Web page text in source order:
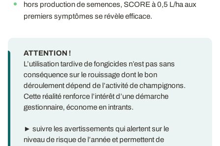
hors production de semences, SCORE à 0,5 L/ha aux
premiers symptômes se révèle efficace.
ATTENTION !
L’utilisation tardive de fongicides n’est pas sans
conséquence sur le rouissage dont le bon
déroulement dépend de l’activité de champignons.
Cette réalité renforce l’intérêt d’une démarche
gestionnaire, économe en intrants.
► suivre les avertissements qui alertent sur le
niveau de risque de l’année et permettent de